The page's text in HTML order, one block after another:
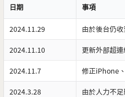
日期
事項
2024.11.29 由於後台仍
2024.11.10 更新外部超
2024.11.7 修正iPhone
2024.3.28 由於人力不